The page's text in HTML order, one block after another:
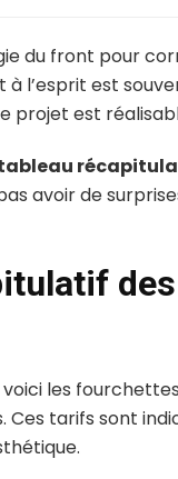
du front pour
l’esprit est
projet est
avoir de
voici les
Ces tarifs sont